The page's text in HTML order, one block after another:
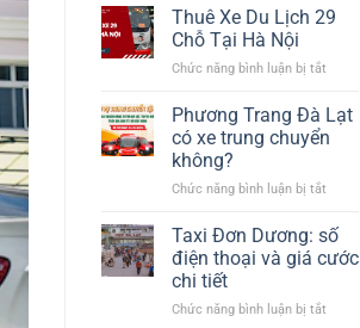
dẫn
mua
kiện
tháp
Thuê Xe Du Lịch 29
Chỗ Tại Hà Nội
Chức năng bình luận bị tắtở
Xe
Du
Lịch
Chỗ
Hà
Nội
Phương Trang Đà Lạt
có xe trung chuyển
không?
Chức năng bình luận bị tắtở
Trang
Lạt
xe
Taxi Đơn Dương: số
điện thoại và giá cước
chi tiết
Chức năng bình luận bị tắtở